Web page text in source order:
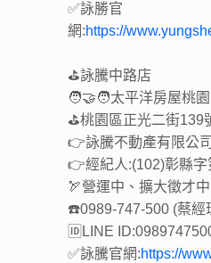
✅詠勝官
網:https://
⛳詠騰中路店
🧑‍🤝‍🧑太平洋房屋桃
⛳桃園區正光二街139
👉詠騰不動產有限公司
👉經紀人:(102)彰縣字
🏹營運中、擴大徵才中
☎️0989-747-500 (蔡經
🆔LINE
✅詠騰官網:https://